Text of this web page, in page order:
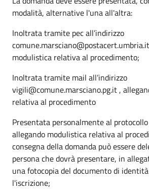
modalità, alternative l'una all'altra:
Inoltrata tramite pec all’indirizzo
modulistica relativa al procedimento;
Inoltrata tramite mail all’indirizzo
vigili@comune.marsciano.pg.it ,
relativa al procedimento
Presentata personalmente al
allegando modulistica relativa al
consegna della domanda può essere
persona che dovrà presentare, in
una fotocopia del documento di
l'iscrizione;